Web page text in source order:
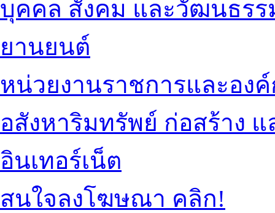
บุคคล สังคม และวัฒนธรร
ยานยนต์
หน่วยงานราชการและอง
อสังหาริมทรัพย์ ก่อสร้าง
อินเทอร์เน็ต
สนใจลงโฆษณา คลิก!